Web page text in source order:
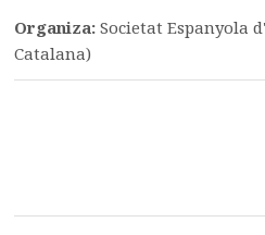
Organiza:Societat Espanyola
Catalana)